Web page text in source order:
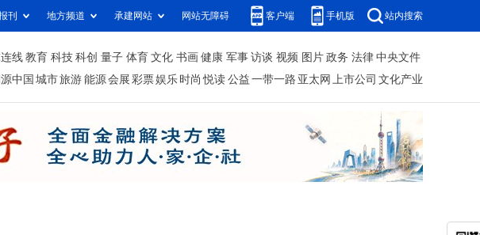
刊 地方频道 承建网站 网站无障碍 客户端 手机版 站内搜索
线 教育 科技 科创 量子 体育 文化 书画 健康 军事 访谈 视频 图片 政务 法律 中央文件
中国 城市旅游 能源 会展 彩票娱乐 时尚 悦读 公益 一带一路 亚太网 上市公司 文化产业